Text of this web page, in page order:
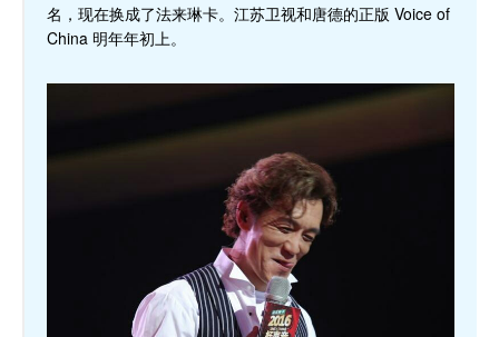
名，现在换成了法来琳卡。江苏卫视和唐德的正版 Voice of
China 明年年初上。